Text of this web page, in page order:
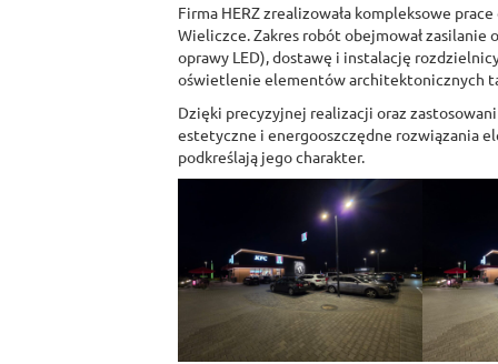
Firma HERZ zrealizowała kompleksowe
Wieliczce. Zakres robót obejmował
oprawy LED), dostawę i instalację
oświetlenie elementów architektonicznych
Dzięki precyzyjnej realizacji oraz
estetyczne i energooszczędne rozwiązania
podkreślają jego charakter.